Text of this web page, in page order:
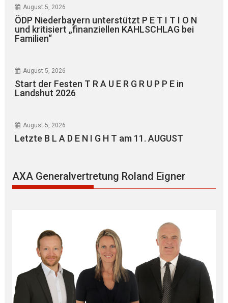
August 5, 2026
ÖDP Niederbayern unterstützt P E T I T I O N
und kritisiert „finanziellen KAHLSCHLAG bei
Familien“
August 5, 2026
Start der Festen T R A U E R G R U P P E in
Landshut 2026
August 5, 2026
Letzte B L A D E N I G H T am 11. AUGUST
AXA Generalvertretung Roland Eigner